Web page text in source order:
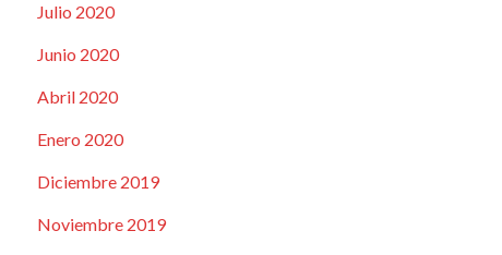
Julio 2020
Junio 2020
Abril 2020
Enero 2020
Diciembre 2019
Noviembre 2019